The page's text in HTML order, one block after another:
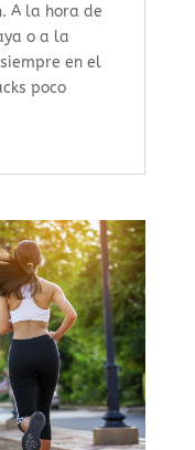
A la hora de
o a la
en el
poco